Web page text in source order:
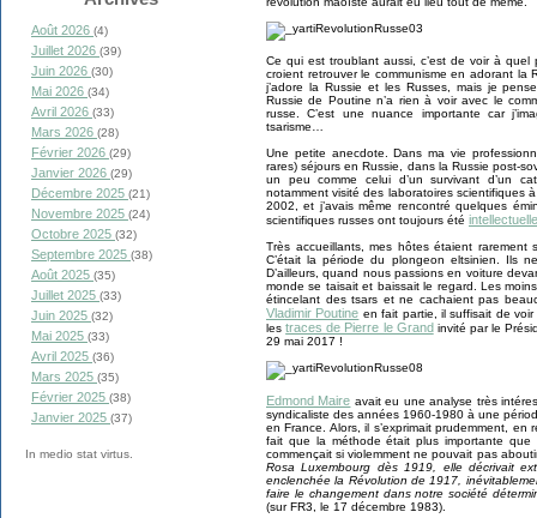
Août 2026 (4)
Juillet 2026 (39)
Juin 2026 (30)
Mai 2026 (34)
Avril 2026 (33)
Mars 2026 (28)
Février 2026 (29)
Janvier 2026 (29)
Décembre 2025 (21)
Novembre 2025 (24)
Octobre 2025 (32)
Septembre 2025 (38)
Août 2025 (35)
Juillet 2025 (33)
Juin 2025 (32)
Mai 2025 (33)
Avril 2025 (36)
Mars 2025 (35)
Février 2025 (38)
Janvier 2025 (37)
In medio stat virtus.
Ce qui est troublant aussi, c’est de voir à
croient retrouver le communisme en adorant la
j’adore la Russie et les Russes, mais je
Russie de Poutine n’a rien à voir avec le
russe. C’est une nuance importante car
tsarisme…
Une petite anecdote. Dans ma vie
rares) séjours en Russie, dans la Russie post-
un peu comme celui d’un survivant d’un
notamment visité des laboratoires scientifiques
2002, et j’avais même rencontré quelques
scientifiques russes ont toujours été
Très accueillants, mes hôtes étaient
C’était la période du plongeon eltsinien. Ils
D’ailleurs, quand nous passions en voiture
monde se taisait et baissait le regard. Les
étincelant des tsars et ne cachaient pas
Vladimir Poutine en fait partie, il suffisait de
lestraces de Pierre le Grand invité par le
29 mai 2017 !
Edmond Maire avait eu une analyse très
syndicaliste des années 1960-1980 à une
en France. Alors, il s’exprimait prudemment,
fait que la méthode était plus importante que
commençait si violemment ne pouvait pas
Rosa Luxembourg dès 1919, elle décrivait
enclenchée la Révolution de 1917,
faire le changement dans notre société
(sur FR3, le 17 décembre 1983).